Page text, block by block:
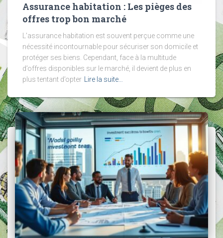
Assurance habitation : Les pièges des
offres trop bon marché
L’assurance habitation est souvent perçue comme une
nécessité incontournable pour sécuriser son domicile et
protéger ses biens. Cependant, face à la multitude
d’offres disponibles sur le marché, il devient de plus en
plus tentant d’opter Lire la suite…